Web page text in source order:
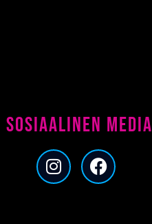
Sosiaalinen media
I
n
F
a